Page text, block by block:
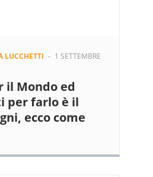
LUCCHETTI - 1 SETTEMBRE
il Mondo ed
per farlo è il
ecco come